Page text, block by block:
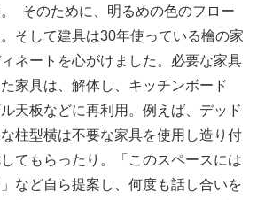
そのために、明るめの色のフロー
そして建具は30年使っている檜の家
ネートを心がけました。必要な家具
家具は、解体し、キッチンボード
天板などに再利用。例えば、デッド
柱型横は不要な家具を使用し造り付
てもらったり。「このスペースには
など自ら提案し、何度も話し合いを